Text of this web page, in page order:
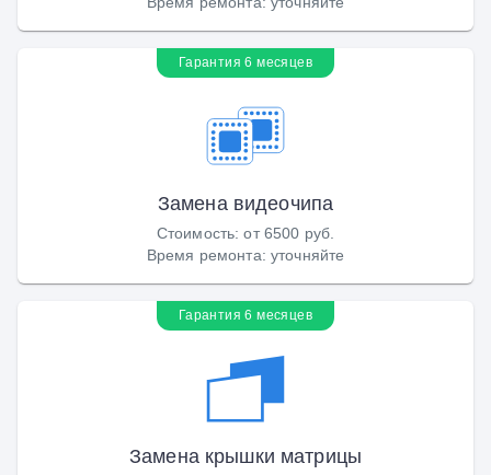
Гарантия 6 месяцев
Замена видеочипа
Стоимость:от 6500 руб.
Время ремонта: уточняйте
Гарантия 6 месяцев
Замена крышки матрицы